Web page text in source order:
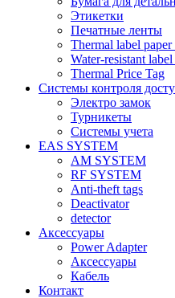
Этикетки
Печатные ленты
Thermal label
Water-resistant
Thermal Price Tag
Системы контроля
Электро замок
Турникеты
Cистемы учета
EAS SYSTEM
AM SYSTEM
RF SYSTEM
Anti-theft tags
Deactivator
detector
Аксессуары
Power Adapter
Аксессуары
Кабель
Контакт